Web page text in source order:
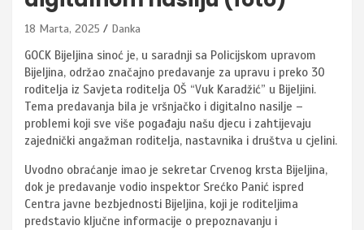
18 Marta, 2025 Danka
GOCK Bijeljina sinoć je, u saradnji sa Policijskom upravom
Bijeljina, održao značajno predavanje za upravu i preko 30
roditelja iz Savjeta roditelja OŠ “Vuk Karadžić” u Bijeljini.
Tema predavanja bila je vršnjačko i digitalno nasilje –
problemi koji sve više pogađaju našu djecu i zahtijevaju
zajednički angažman roditelja, nastavnika i društva u cjelini.
Uvodno obraćanje imao je sekretar Crvenog krsta Bijeljina,
dok je predavanje vodio inspektor Srećko Panić ispred
Centra javne bezbjednosti Bijeljina, koji je roditeljima
predstavio ključne informacije o prepoznavanju i